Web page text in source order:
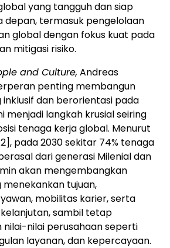
yang tangguh dan siap
depan, termasuk pengelolaan
global dengan fokus kuat pada
mitigasi risiko.
and Culture, Andreas
penting membangun
dan berorientasi pada
menjadi langkah krusial seiring
tenaga kerja global. Menurut
, pada 2030 sekitar 74% tenaga
dari generasi Milenial dan
akan mengembangkan
tujuan,
mobilitas karier, serta
sambil tetap
nilai perusahaan seperti
layanan, dan kepercayaan.